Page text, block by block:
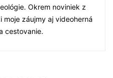
Okrem noviniek z
záujmy aj videoherná
cestovanie.